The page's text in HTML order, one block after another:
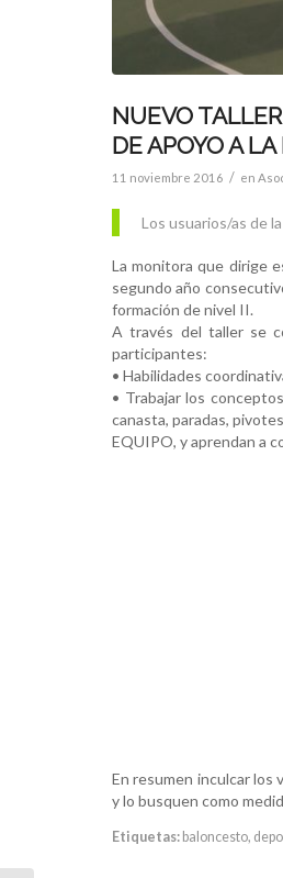
NUEVO
DE APOYO A
11 noviembre 2016 / en
Los usuarios/as de
La monitora que dirige
segundo año
formación de nivel II.
A través del taller se
participantes:
• Habilidades
• Trabajar los
canasta, paradas,
EQUIPO, y aprendan a
En resumen inculcar
y lo busquen como
Etiquetas: baloncesto,